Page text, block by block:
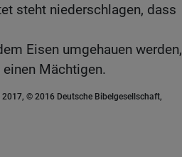
steht niederschlagen, dass
Eisen umgehauen werden,
Mächtigen.
© 2016 Deutsche Bibelgesellschaft,